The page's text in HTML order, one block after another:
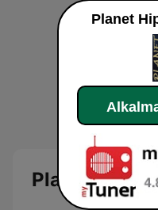
Planet Hip
Planet